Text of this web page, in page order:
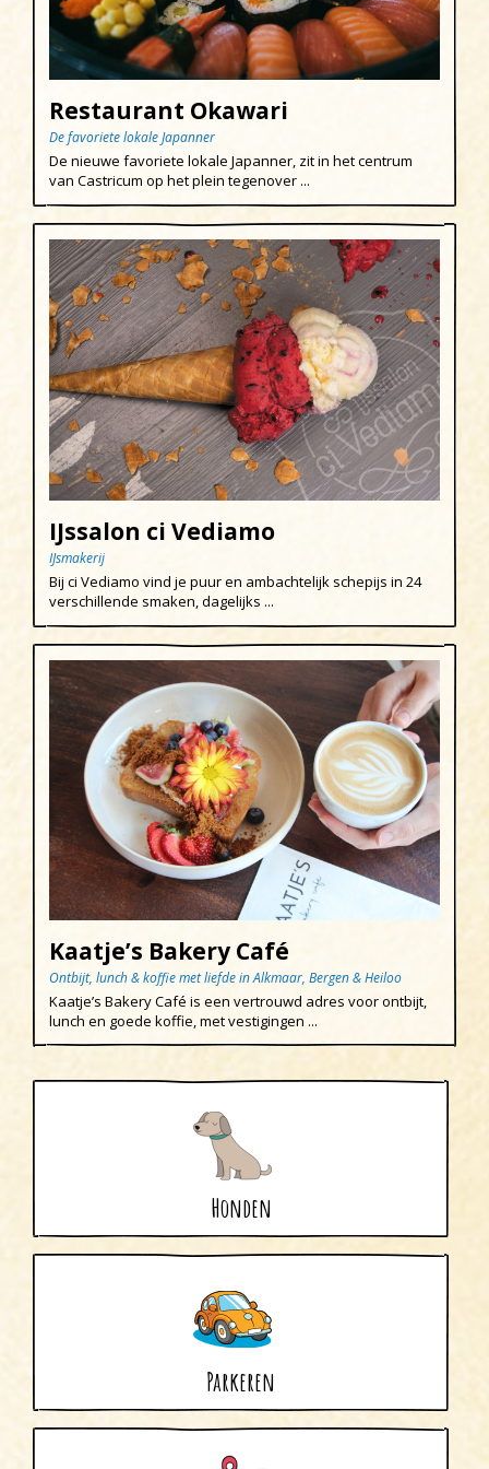
Vis
De Woude
Dijk en Waard
Egmond aan den Hoef
Egmond-Binnen
Egmond aan Zee
Groet
Hargen aan Zee
Heemskerk
Heerhugowaard
Heiloo
Limmen
Regio
Schoorl
Sint Maartenszee
Uitgeest
Wijk aan Zee
Restaurant Okawari
De favoriete lokale Japanner
De nieuwe favoriete lokale Japanner, zit in het centrum
van Castricum op het plein tegenover ...
IJssalon ci Vediamo
IJsmakerij
Bij ci Vediamo vind je puur en ambachtelijk schepijs in 24
verschillende smaken, dagelijks ...
Kaatje’s Bakery Café
Ontbijt, lunch & koffie met liefde in Alkmaar, Bergen & Heiloo
Kaatje’s Bakery Café is een vertrouwd adres voor ontbijt,
lunch en goede koffie, met vestigingen ...
Honden
Parkeren